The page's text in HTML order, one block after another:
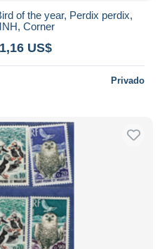
of the year, Perdix perdix,
Corner
US$
Privado